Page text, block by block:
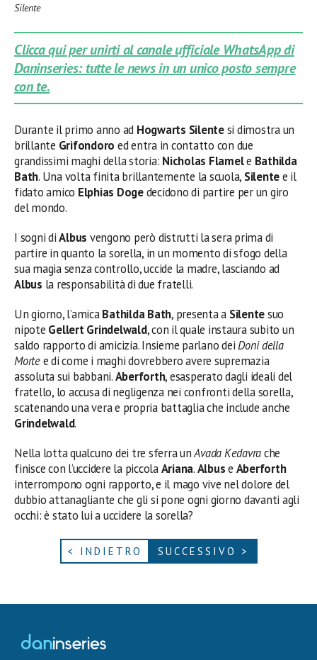
Silente
Clicca qui per unirti al canale ufficiale WhatsApp di
Daninseries: tutte le news in un unico posto sempre
con te.
Durante il primo anno ad Hogwarts Silentesi dimostra un
brillante Grifondoro ed entra in contatto con due
grandissimi maghi della storia: Nicholas Flamele Bathilda
Bath. Una volta finita brillantemente la scuola, Silentee il
fidato amico Elphias Dogedecidono di partire per un giro
del mondo.
I sogni diAlbus vengono però distrutti la sera prima di
partire in quanto la sorella, in un momento di sfogo della
sua magia senza controllo, uccide la madre, lasciando ad
Albus la responsabilità di due fratelli.
Un giorno, l’amicaBathilda Bath, presenta a Silentesuo
nipote Gellert Grindelwald, con il quale instaura subito un
saldo rapporto di amicizia. Insieme parlano deiDoni della
Mortee di come i maghi dovrebbero avere supremazia
assoluta sui babbani.Aberforth, esasperato dagli ideali del
fratello, lo accusa di negligenza nei confronti della sorella,
scatenando una vera e propria battaglia che include anche
Grindelwald.
Nella lotta qualcuno dei tre sferra unAvada Kedavrache
finisce con l’uccidere la piccolaAriana.Albuse Aberforth
interrompono ogni rapporto, e il mago vive nel dolore del
dubbio attanagliante che gli si pone ogni giorno davanti agli
occhi: è stato lui a uccidere la sorella?
< INDIETRO SUCCESSIVO >